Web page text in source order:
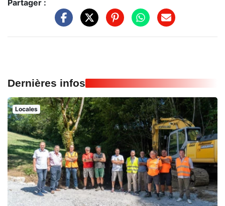
Partager :
Dernières infos
Locales